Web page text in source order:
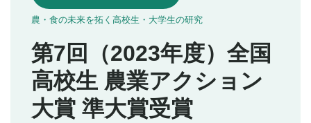
農・食の未来を拓く高校生・大学生の研究
第7回（2023年度）全国
高校生 農業アクション
大賞 準大賞受賞